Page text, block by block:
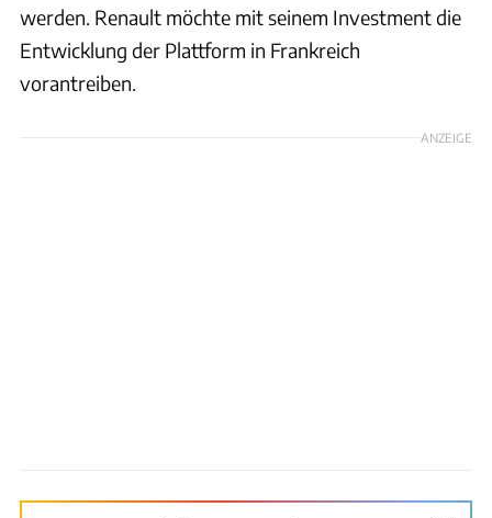
werden. Renault möchte mit seinem Investment die
Entwicklung der Plattform in Frankreich
vorantreiben.
ANZEIGE